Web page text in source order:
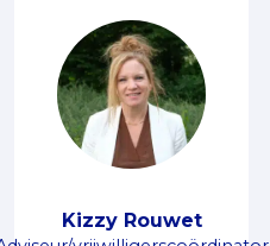
Kizzy Rouwet